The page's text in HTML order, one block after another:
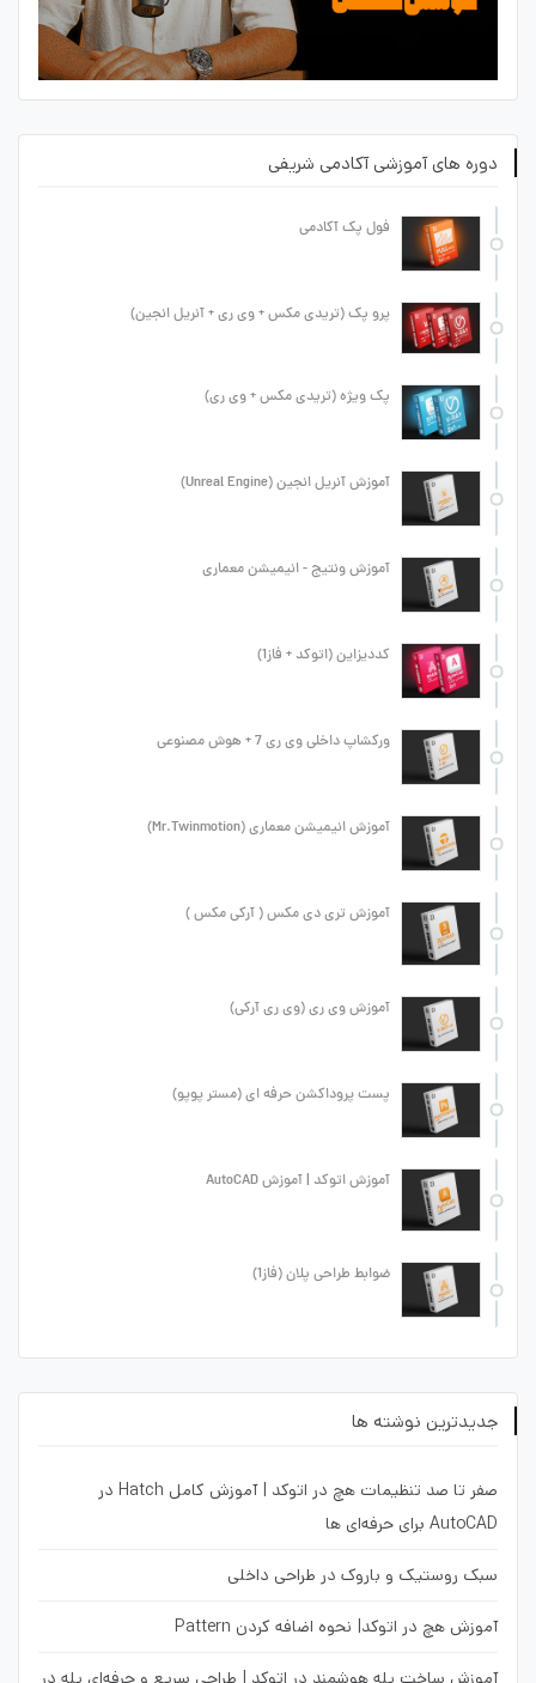
دوره های آموزشی آکادمی شریفی
فول پک آکادمی
پرو پک (تریدی مکس + وی ری + آنریل انجین)
پک ویژه (تریدی مکس + وی ری)
آموزش آنریل انجین (Unreal Engine)
آموزش ونتیج - انیمیشن معماری
کددیزاین (اتوکد + فاز1)
ورکشاپ داخلی وی ری 7 + هوش مصنوعی
آموزش انیمیشن معماری (Mr.Twinmotion)
آموزش تری دی مکس ( آرکی مکس )
آموزش وی ری (وی ری آرکی)
پست پروداکشن حرفه ای (مستر پوپو)
آموزش اتوکد | آموزش AutoCAD
ضوابط طراحی پلان (فاز1)
جدیدترین نوشته ها
صفر تا صد تنظیمات هچ در اتوکد | آموزش کامل Hatch در
AutoCAD برای حرفه‌ای ها
سبک روستیک و باروک در طراحی داخلی
آموزش هچ در اتوکد| نحوه اضافه کردن Pattern
آموزش ساخت پله هوشمند در اتوکد | طراحی سریع و حرفه‌ای پله در